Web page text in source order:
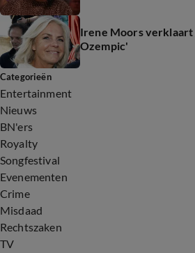
Irene Moors
Ozempic'
Categorieën
Entertainment
Nieuws
BN'ers
Royalty
Songfestival
Evenementen
Crime
Misdaad
Rechtszaken
TV